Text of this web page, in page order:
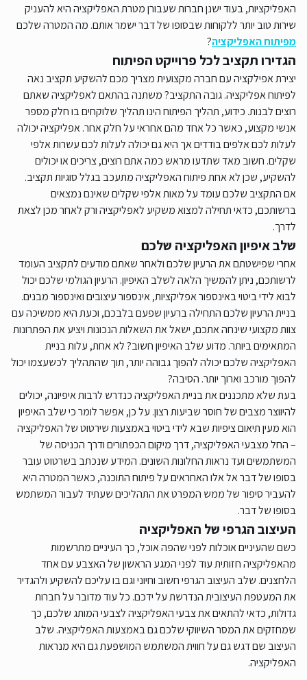
האפליקציות, בעוד ישנן חברות שעבורן מטרת האפליקציה היא להעניק
שירות טוב יותר ללקוחות שבסופו של דבר ישמר אותם. מה המטרה שלכם
מפיתוח האפליקציה?
הגדירו תקציב לכל פרוייקט הפיתוח
יצירת אפילקציה עם חברה מקצועית מצריך מכם להשקיע תקציב נאה
לפיתוח אפליקציה. גובה התקציב? משתנה בהתאם לאפליקציה שאתם
רוצים לבנות. כידוע, תהליך הפיתוח הינו תהליך שלוקחים בו חלק מספר
אנשי מקצוע, כאשר כל אחד מהם אחראי על חלק אחר. אפליקציה יכולה
לעלות לכם אלפים בודדים אך היא גם יכולה לעלות לכם עשרות אלפי
שקלים. חשוב מאד שתדעו מראש כמה אתם רוצים, צריכים או יכולים
להשקיע, שכן לא אחת פיתוח האפליקציה מתעכב בגלל סוגיות תקציב.
אם התקציב שלכם עומד על מאות אלפי שקלים שאינם נמצאים
ברשותכם, כדאי תחילה למצוא משקיע לאפליקציה ורק לאחר מכן לצאת
לדרך.
שלב איפיון האפליקציה שלכם
אחרי שפישטתם את הרעיון שלכם ולאחר שאתם מודעים לתקציב העומד
לרשותכם, ניתן להמשיך הלאה לשלב האיפיון. הרעיון הגולמי שלכם יכול
לבוא לידי ביטוי באינספור אפליקציות, אינספור עיצובים ואינספור מבנים.
בניית הרעיון שלכם התחילה ברעיון שפעם בלבכם, וכעת היא ממשיכה עם
צוות מקצועי שינחה אתכם, ישאל את השאלות הנכונות ויציע את הפתרונות
המתאימים ביותר. מדוע שלב האיפיון חשוב? לא אחת, עלות בניית
האפליקציה שלכם יכולה להפוך גבוהה יותר, תוך שהתהליך לכשעצמו יכול
להפוך מורכב וארוך יותר. הסיבה?
בעת שלא מתכננים את בניית האפליקציה כנדרש לרבות איפיונה, יכולים
להיווצר מצבים של חוסר שביעות רצון. על כן, אפשר לומר כי שלב האיפיון
הוא מעין תיאום ציפיות שבא לידי ביטוי באמצעות שירטוט של האפליקציה
– החל מצבעי האפליקציה, דרך מיקום הכפתורים ודרך הכניסה של
המשתמשים ועד נראות החלונות השונים. המידע שנכתב בשרטוט עובר
בסופו של דבר אל אלו האחראים על פיתוח התוכנה, כאשר המטרה היא
להעביר סיפור של ממש המפרט את התהליכים שעתיד לעבור המשתמש
בסופו של דבר.
העיצוב הגרפי של האפליקציה
כשם שהעיניים אוכלות לפני שהפה אוכל, כך העיניים מתרשמות
מהאפליקציה חזותית עוד לפני המגע הראשון של האצבע עם אחד
הלחצנים. שלב העיצוב הגרפי חשוב וחיוני וגם בו עליכם להשקיע ולהגדיר
את המעטפת העיצובית הנדרשת על ידכם. כל עוד מדובר על חברות
גדולות, כדאי להתאים את צבעי האפליקציה לצבעי המותג שלכם, כך
שמחזקים את המסר השיווקי שלכם גם באמצעות האפליקציה. שלב
העיצוב שם דגש גם על חווית המשתמש המושפעת גם היא מנראות
האפליקציה.